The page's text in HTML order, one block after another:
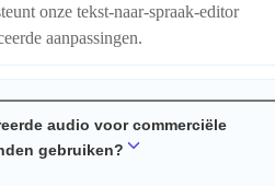
onze tekst-naar-spraak-editor
aanpassingen.
audio voor commerciële
gebruiken?